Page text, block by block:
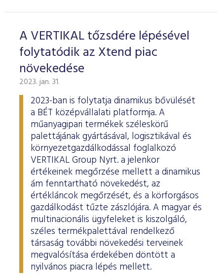
A VERTIKAL tőzsdére lépésével
folytatódik az Xtend piac
növekedése
2023. jan. 31.
2023-ban is folytatja dinamikus bővülését
a BÉT középvállalati platformja. A
műanyagipari termékek széleskörű
palettájának gyártásával, logisztikával és
környezetgazdálkodással foglalkozó
VERTIKAL Group Nyrt. a jelenkor
értékeinek megőrzése mellett a dinamikus
ám fenntartható növekedést, az
értékláncok megőrzését, és a körforgásos
gazdálkodást tűzte zászlójára. A magyar és
multinacionális ügyfeleket is kiszolgáló,
széles termékpalettával rendelkező
társaság további növekedési terveinek
megvalósítása érdekében döntött a
nyilvános piacra lépés mellett.